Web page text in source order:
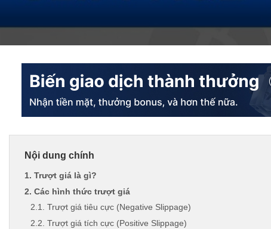
Nội dung chính
1. Trượt giá là gì?
2. Các hình thức trượt giá
2.1. Trượt giá tiêu cực (Negative Slippage)
2.2. Trượt giá tích cực (Positive Slippage)